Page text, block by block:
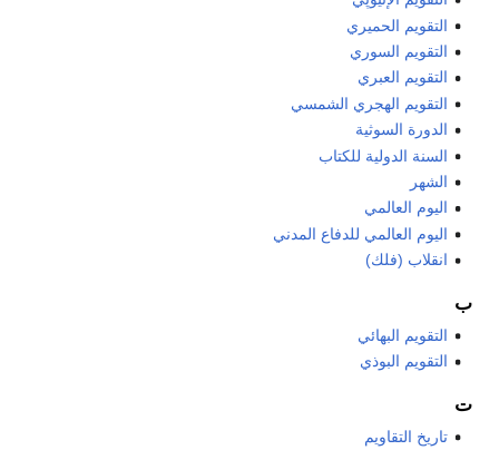
التقويم الحميري
التقويم السوري
التقويم العبري
التقويم الهجري الشمسي
الدورة السوثية
السنة الدولية للكتاب
الشهر
اليوم العالمي
اليوم العالمي للدفاع المدني
انقلاب (فلك)
ب
التقويم البهائي
التقويم البوذي
ت
تاريخ التقاويم